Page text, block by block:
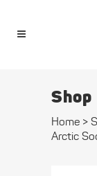
Shop
Home >
Arctic